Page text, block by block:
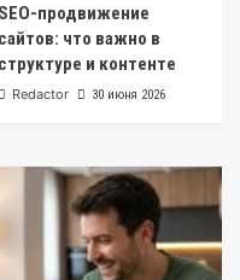
SEO-продвижение
сайтов: что важно в
структуре и контенте
Redactor 30 июня 2026